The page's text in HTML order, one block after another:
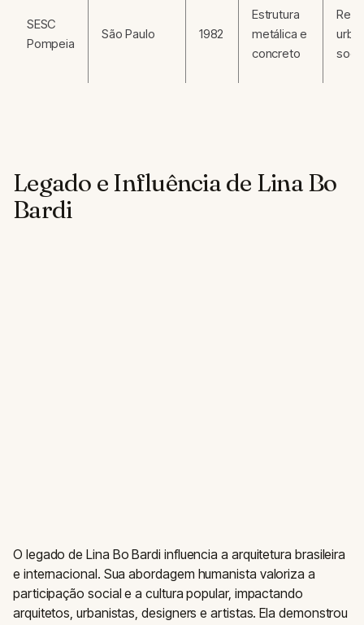
SESC
Pompeia
São Paulo 1982
Estrutura
metálica e
concreto
Legado e Influência de Lina Bo
Bardi
O legado de Lina Bo Bardi influencia a arquitetura brasileira
e internacional. Sua abordagem humanista valoriza a
participação social e a cultura popular, impactando
arquitetos, urbanistas, designers e artistas. Ela demonstrou